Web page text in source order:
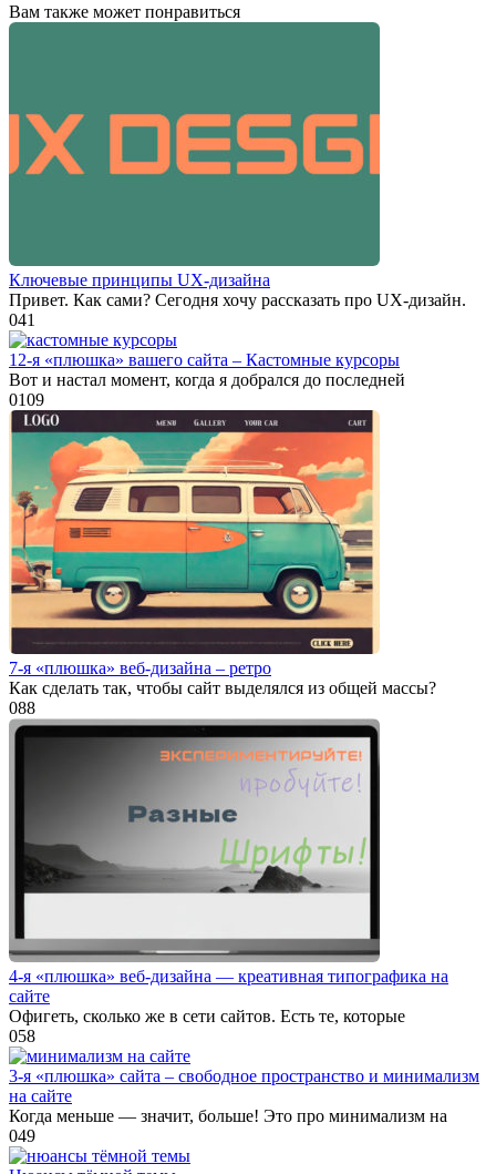
Вам также может понравиться
Ключевые принципы UX-дизайна
Привет. Как сами? Сегодня хочу рассказать про UX-дизайн.
041
12-я «плюшка» вашего сайта – Кастомные курсоры
Вот и настал момент, когда я добрался до последней
0109
7-я «плюшка» веб-дизайна – ретро
Как сделать так, чтобы сайт выделялся из общей массы?
088
4-я «плюшка» веб-дизайна — креативная типографика на
сайте
Офигеть, сколько же в сети сайтов. Есть те, которые
058
3-я «плюшка» сайта – свободное пространство и минимализм
на сайте
Когда меньше — значит, больше! Это про минимализм на
049